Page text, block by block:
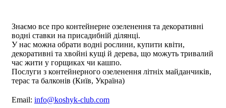
Знаємо все про контейнерне озеленення та декоративні
водні ставки на присадибній ділянці.
У нас можна обрати водні рослини, купити квіти,
декоративні та хвойні кущі й дерева, що можуть тривалий
час жити у горщиках чи кашпо.
Послуги з контейнерного озеленення літніх майданчиків,
терас та балконів (Київ, Україна)
Email: info@koshyk-club.com